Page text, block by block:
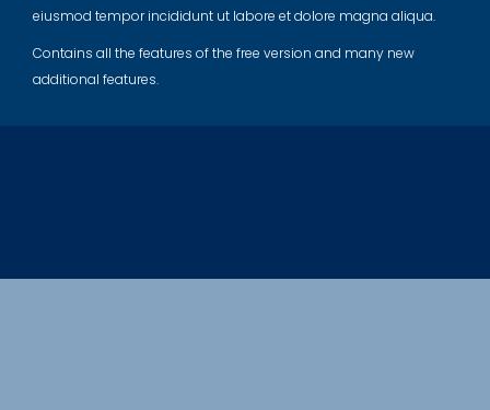
eiusmod tempor incididunt ut labore et dolore magna aliqua.
Contains all the features of the free version and many new
additional features.